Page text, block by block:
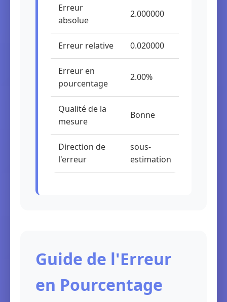
Erreur
absolue
2.000000
Erreur relative 0.020000
Erreur en
pourcentage
2.00%
Qualité de la
mesure
Bonne
Direction de
l'erreur
sous-
estimation
Guide de l'Erreur
en Pourcentage